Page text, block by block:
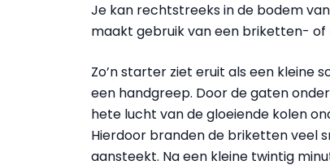
Je kan rechtstreeks in de bodem
maakt gebruik van een briketten-
Zo’n starter ziet eruit als een kleine
een handgreep. Door de gaten
hete lucht van de gloeiende kolen
Hierdoor branden de briketten veel
aansteekt. Na een kleine twintig